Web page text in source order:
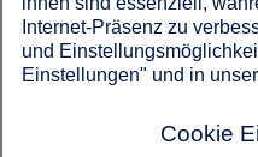
Internet-Präsenz zu
und
Einstellungen" und in
Cookie